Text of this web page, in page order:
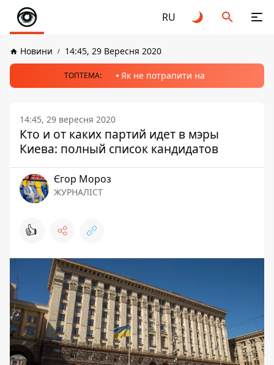
RU
Новини 14:45, 29 Вересня 2020
ТОПТЕМА: Як не потрапити на
14:45, 29 вересня 2020
Кто и от каких партий идет в мэры
Киева: полный список кандидатов
Єгор Мороз
ЖУРНАЛІСТ
👍